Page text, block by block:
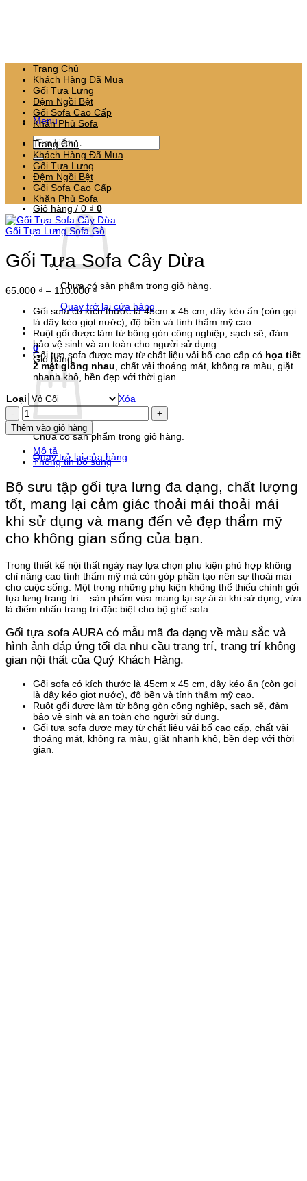
Menu
Tìm
kiếm:
Giỏ hàng / 0 ₫ 0
Chưa có sản phẩm trong giỏ hàng.
Quay trở lại cửa hàng
0
Giỏ hàng
Chưa có sản phẩm trong giỏ hàng.
Quay trở lại cửa hàng
Trang Chủ
Khách Hàng Đã Mua
Gối Tựa Lưng
Đệm Ngồi Bệt
Gối Sofa Cao Cấp
Khăn Phủ Sofa
Trang Chủ
Khách Hàng Đã Mua
Gối Tựa Lưng
Đệm Ngồi Bệt
Gối Sofa Cao Cấp
Khăn Phủ Sofa
Gối Tựa Lưng Sofa Gỗ
Gối Tựa Sofa Cây Dừa
65.000 ₫ – 110.000₫Khoảng
giá:
từ
65.000 ₫
đến
110.000 ₫
Gối sofa có kích thước là 45cm x 45 cm, dây kéo ẩn (còn gọi
là dây kéo giọt nước), độ bền và tính thẩm mỹ cao.
Ruột gối được làm từ bông gòn công nghiệp, sạch sẽ, đảm
bảo vệ sinh và an toàn cho người sử dụng.
Gối tựa sofa được may từ chất liệu vải bố cao cấp có họa tiết
2 mặt giống nhau , chất vải thoáng mát, không ra màu, giặt
nhanh khô, bền đẹp với thời gian.
Loại
Xóa
Gối
Tựa
Sofa
Dừa
số
Thêm vào giỏ hàng
Mô tả
Thông tin bổ sung
Bộ sưu tập gối tựa lưng đa dạng, chất lượng
tốt, mang lại cảm giác thoải mái thoải mái
khi sử dụng và mang đến vẻ đẹp thẩm mỹ
cho không gian sống của bạn.​
Trong thiết kế nội thất ngày nay lựa chọn phụ kiện phù hợp không
chỉ nâng cao tính thẩm mỹ mà còn góp phần tạo nên sự thoải mái
cho cuộc sống. Một trong những phụ kiện không thể thiếu chính gối
tựa lưng trang trí – sản phẩm vừa mang lại sự ái ái khi sử dụng, vừa
là điểm nhấn trang trí đặc biệt cho bộ ghế sofa.​
Gối tựa sofa AURA có mẫu mã đa dạng về màu sắc và
hình ảnh đáp ứng tối đa nhu cầu trang trí, trang trí không
gian nội thất của Quý Khách Hàng.
Gối sofa có kích thước là 45cm x 45 cm, dây kéo ẩn (còn gọi
là dây kéo giọt nước), độ bền và tính thẩm mỹ cao.
Ruột gối được làm từ bông gòn công nghiệp, sạch sẽ, đảm
bảo vệ sinh và an toàn cho người sử dụng.
Gối tựa sofa được may từ chất liệu vải bố cao cấp, chất vải
thoáng mát, không ra màu, giặt nhanh khô, bền đẹp với thời
gian.